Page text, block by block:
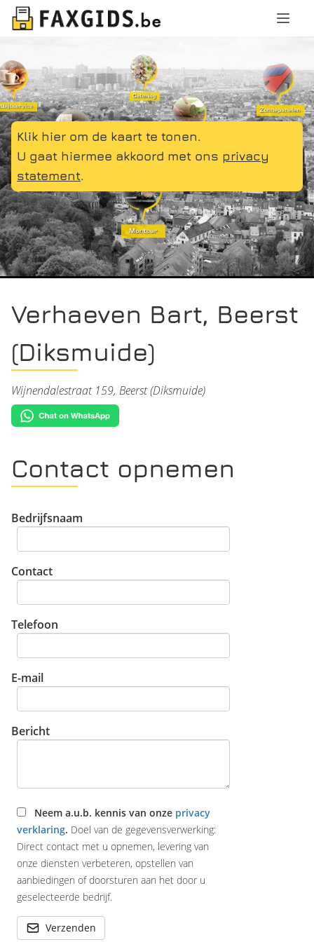
Klik hier om de kaart te tonen.
U gaat hiermee akkoord met ons privacy
statement.
Verhaeven Bart, Beerst
(Diksmuide)
Wijnendalestraat 159, Beerst (Diksmuide)
Contact opnemen
Bedrijfsnaam
Contact
Telefoon
E-mail
Bericht
Neem a.u.b. kennis van onze privacy
verklaring. Doel van de gegevensverwerking:
Direct contact met u opnemen, levering van
onze diensten verbeteren, opstellen van
aanbiedingen of doorsturen aan het door u
geselecteerde bedrijf.
Verzenden